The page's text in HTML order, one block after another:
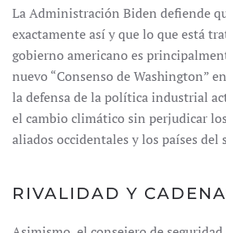
La Administración Biden defiende
exactamente así y que lo que está
gobierno americano es
nuevo “Consenso de Washington”
la defensa de la política industrial
el cambio climático sin perjudicar
aliados occidentales y los países del
RIVALIDAD Y